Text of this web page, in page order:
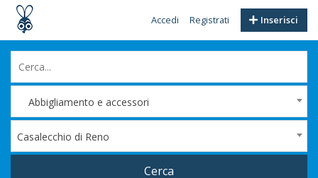
Inserisci
Accedi Registrati
Abbigliamento e accessori
Casalecchio di Reno
Cerca